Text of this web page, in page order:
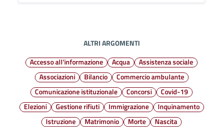
ALTRI ARGOMENTI
Accesso all'informazione
Acqua
Assistenza sociale
Associazioni
Bilancio
Commercio ambulante
Comunicazione istituzionale
Concorsi
Covid-19
Elezioni
Gestione rifiuti Immigrazione
Inquinamento
Istruzione
Matrimonio Morte
Nascita